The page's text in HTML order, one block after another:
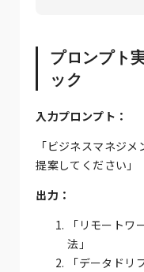
プロンプト
ック
入力プロンプト：
「ビジネスマネジ
提案してください」
出力：
「リモート
法」
「データドリ